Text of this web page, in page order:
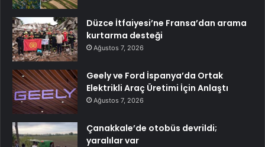
Düzce İtfaiyesi’ne Fransa’dan arama
kurtarma desteği
Ağustos 7, 2026
Geely ve Ford İspanya’da Ortak
Elektrikli Araç Üretimi İçin Anlaştı
Ağustos 7, 2026
Çanakkale’de otobüs devrildi;
yaralılar var